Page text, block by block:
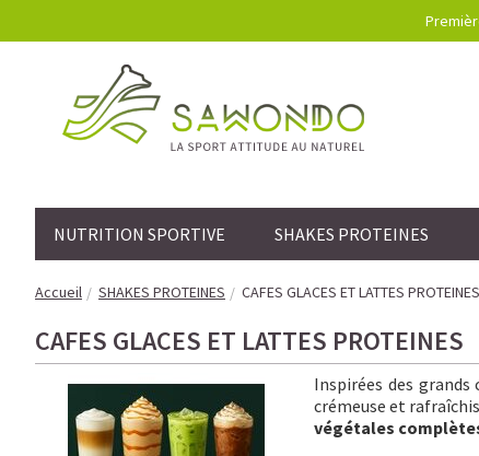
NUTRITION SPORTIVE SHAKES PROTEINES
Accueil SHAKES PROTEINES CAFES GLACES ET LATTES PROTEINES
CAFES GLACES ET LATTES PROTEINES
Inspirées des grands
crémeuse et
végétales